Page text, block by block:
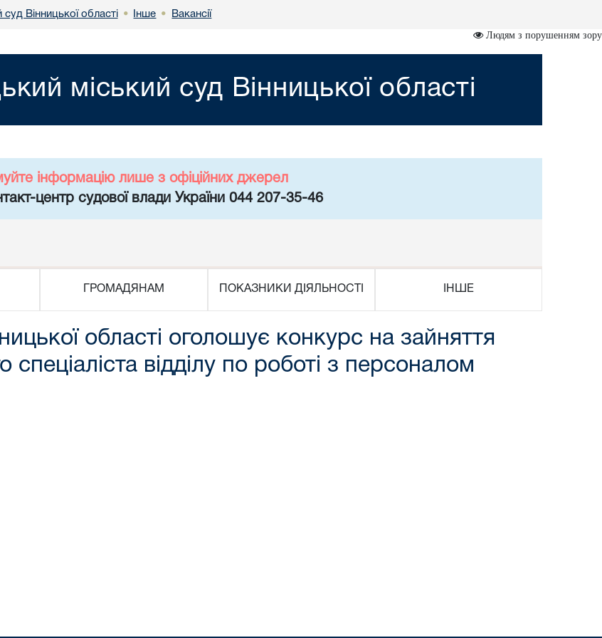
суд Вінницької області • Інше • Вакансії
Людям з порушенням зору
міський суд Вінницької області
інформацію лише з офіційних джерел
центр судової влади України 044 207-35-46
ГРОМАДЯНАМ ПОКАЗНИКИ ДІЯЛЬНОСТІ ІНШЕ
області оголошує конкурс на зайняття
спеціаліста відділу по роботі з персоналом